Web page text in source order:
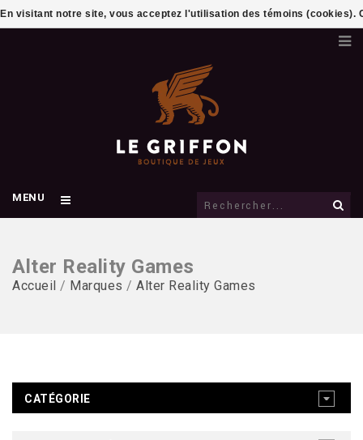
MENU
Alter Reality Games
Accueil / Marques / Alter Reality Games
CATÉGORIE
En visitant notre site, vous acceptez l'utilisation des témoins